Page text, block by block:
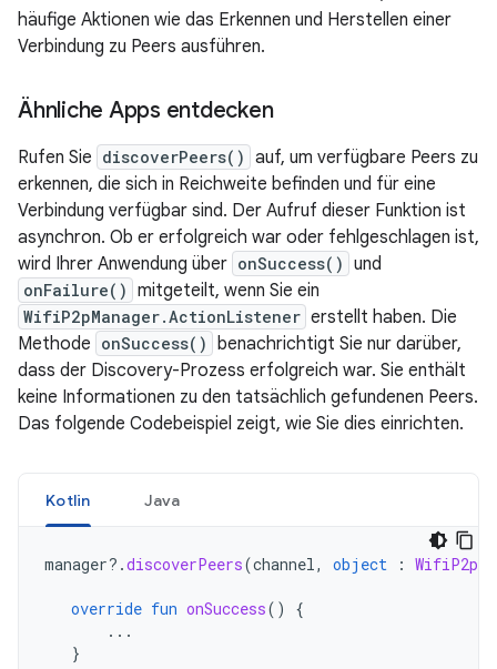
häufige Aktionen wie das Erkennen und Herstellen einer
Verbindung zu Peers ausführen.
Ähnliche Apps entdecken
Rufen Sie discoverPeers() auf, um verfügbare Peers zu
erkennen, die sich in Reichweite befinden und für eine
Verbindung verfügbar sind. Der Aufruf dieser Funktion ist
asynchron. Ob er erfolgreich war oder fehlgeschlagen ist,
wird Ihrer Anwendung über onSuccess() und
onFailure() mitgeteilt, wenn Sie ein
WifiP2pManager.ActionListener erstellt haben. Die
Methode onSuccess() benachrichtigt Sie nur darüber,
dass der Discovery-Prozess erfolgreich war. Sie enthält
keine Informationen zu den tatsächlich gefundenen Peers.
Das folgende Codebeispiel zeigt, wie Sie dies einrichten.
Kotlin Java
manager?.discoverPeers(channel, object :
override fun onSuccess()
{
...
}